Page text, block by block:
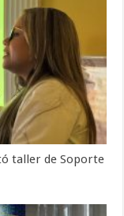
taller de Soporte